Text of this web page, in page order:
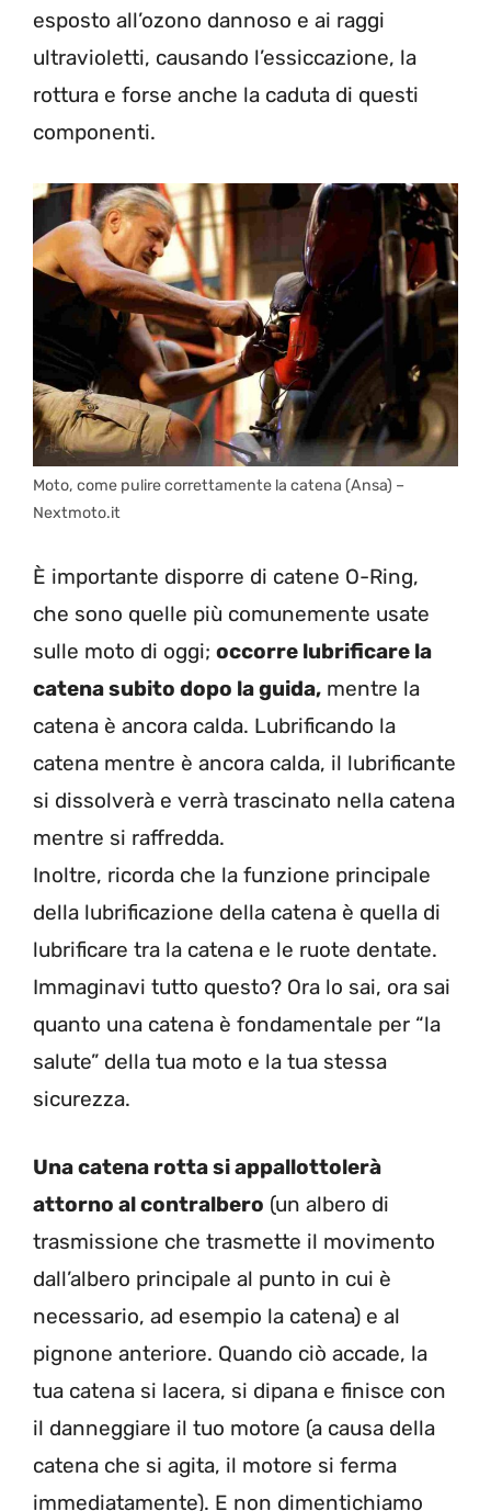
esposto all’ozono dannoso e ai raggi
ultravioletti, causando l’essiccazione, la
rottura e forse anche la caduta di questi
componenti.
Moto, come pulire correttamente la catena (Ansa) –
Nextmoto.it
È importante disporre di catene O-Ring,
che sono quelle più comunemente usate
sulle moto di oggi; occorre lubrificare la
catena subito dopo la guida, mentre la
catena è ancora calda. Lubrificando la
catena mentre è ancora calda, il lubrificante
si dissolverà e verrà trascinato nella catena
mentre si raffredda.
Inoltre, ricorda che la funzione principale
della lubrificazione della catena è quella di
lubrificare tra la catena e le ruote dentate.
Immaginavi tutto questo? Ora lo sai, ora sai
quanto una catena è fondamentale per “la
salute” della tua moto e la tua stessa
sicurezza.
Una catena rotta si appallottolerà
attorno al contralbero (un albero di
trasmissione che trasmette il movimento
dall’albero principale al punto in cui è
necessario, ad esempio la catena) e al
pignone anteriore. Quando ciò accade, la
tua catena si lacera, si dipana e finisce con
il danneggiare il tuo motore (a causa della
catena che si agita, il motore si ferma
immediatamente). E non dimentichiamo